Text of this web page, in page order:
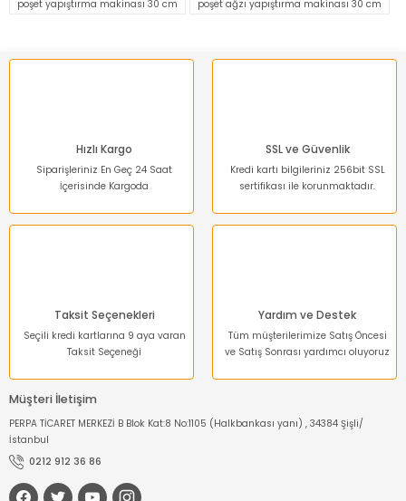
poşet yapıştırma makinası 30 cm
poşet ağzı yapıştırma makinası 30 cm
Hızlı Kargo
Siparişleriniz En Geç 24 Saat
İçerisinde Kargoda
SSL ve Güvenlik
Kredi kartı bilgileriniz 256bit SSL
sertifikası ile korunmaktadır.
Taksit Seçenekleri
Seçili kredi kartlarına 9 aya varan
Taksit Seçeneği
Yardım ve Destek
Tüm müşterilerimize Satış Öncesi
ve Satış Sonrası yardımcı oluyoruz
Müşteri İletişim
PERPA TİCARET MERKEZİ B Blok Kat:8 No:1105 (Halkbankası yanı) , 34384 Şişli/
İstanbul
0212 912 36 86